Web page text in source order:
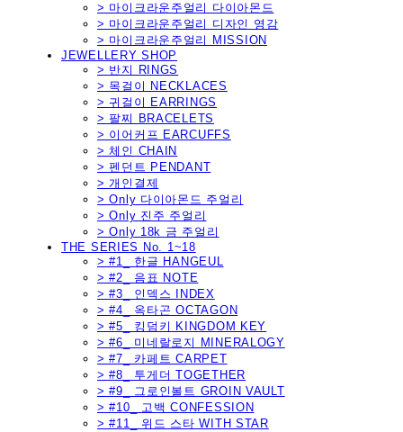
> 마이크라운주얼리 다이아몬드
> 마이크라운주얼리 디자인 영감
> 마이크라운주얼리 MISSION
JEWELLERY SHOP
> 반지 RINGS
> 목걸이 NECKLACES
> 귀걸이 EARRINGS
> 팔찌 BRACELETS
> 이어커프 EARCUFFS
> 체인 CHAIN
> 펜던트 PENDANT
> 개인결제
> Only 다이아몬드 주얼리
> Only 진주 주얼리
> Only 18k 금 주얼리
THE SERIES No. 1~18
> #1_ 한글 HANGEUL
> #2_ 음표 NOTE
> #3_ 인덱스 INDEX
> #4_ 옥타곤 OCTAGON
> #5_ 킹덤키 KINGDOM KEY
> #6_ 미네랄로지 MINERALOGY
> #7_ 카페트 CARPET
> #8_ 투게더 TOGETHER
> #9_ 그로인볼트 GROIN VAULT
> #10_ 고백 CONFESSION
> #11_ 위드 스타 WITH STAR